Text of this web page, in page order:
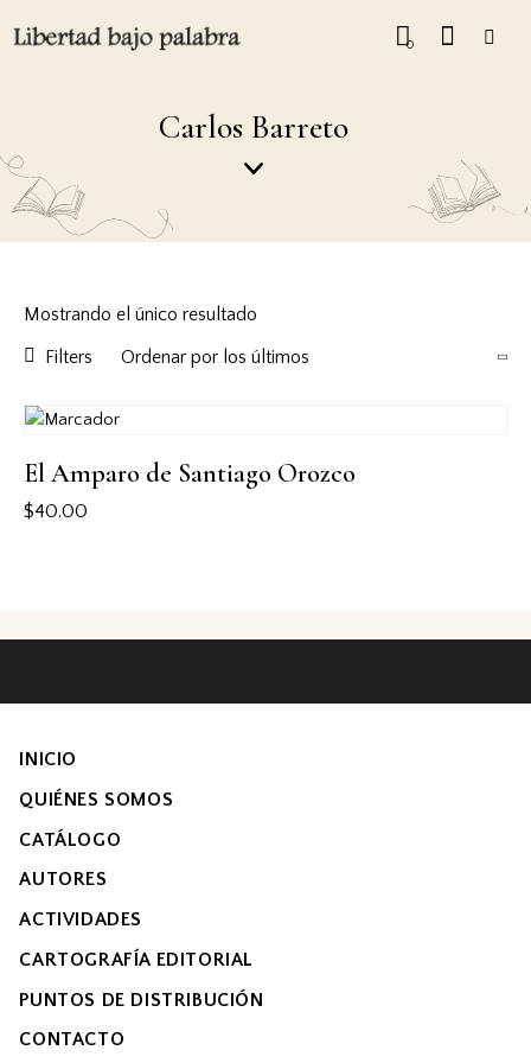
0
Carlos Barreto
Mostrando el único resultado
Filters
El Amparo de Santiago Orozco
$40.00
INICIO
QUIÉNES SOMOS
CATÁLOGO
AUTORES
ACTIVIDADES
CARTOGRAFÍA EDITORIAL
PUNTOS DE DISTRIBUCIÓN
CONTACTO